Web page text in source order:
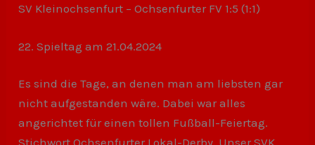
SV Kleinochsenfurt – Ochsenfurter FV 1:5 (1:1)
22. Spieltag am 21.04.2024
Es sind die Tage, an denen man am liebsten gar
nicht aufgestanden wäre. Dabei war alles
angerichtet für einen tollen Fußball-Feiertag.
Stichwort Ochsenfurter Lokal-Derby. Unser SVK